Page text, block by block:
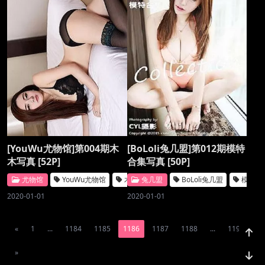
[YouWu尤物馆]第004期木
木写真 [52P]
尤物馆 YouWu尤物馆
木木
2020-01-01
[BoLoli兔几盟]第012期模特
合集写真 [50P]
兔几盟 BoLoli兔几盟
模特合
2020-01-01
« 1 ... 1184 1185 1186 1187 1188 ... 1194
»